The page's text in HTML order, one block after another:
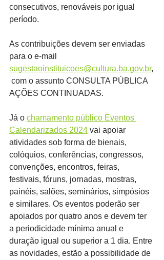
consecutivos, renováveis por igual
período.
As contribuições devem ser enviadas
para o e-mail
sugestaoinstituicoes@cultura.ba.gov.br,
com o assunto CONSULTA PÚBLICA
AÇÕES CONTINUADAS.
Já o chamamento público Eventos
Calendarizados 2024 vai apoiar
atividades sob forma de bienais,
colóquios, conferências, congressos,
convenções, encontros, feiras,
festivais, fóruns, jornadas, mostras,
painéis, salões, seminários, simpósios
e similares. Os eventos poderão ser
apoiados por quatro anos e devem ter
a periodicidade mínima anual e
duração igual ou superior a 1 dia. Entre
as novidades, estão a possibilidade de